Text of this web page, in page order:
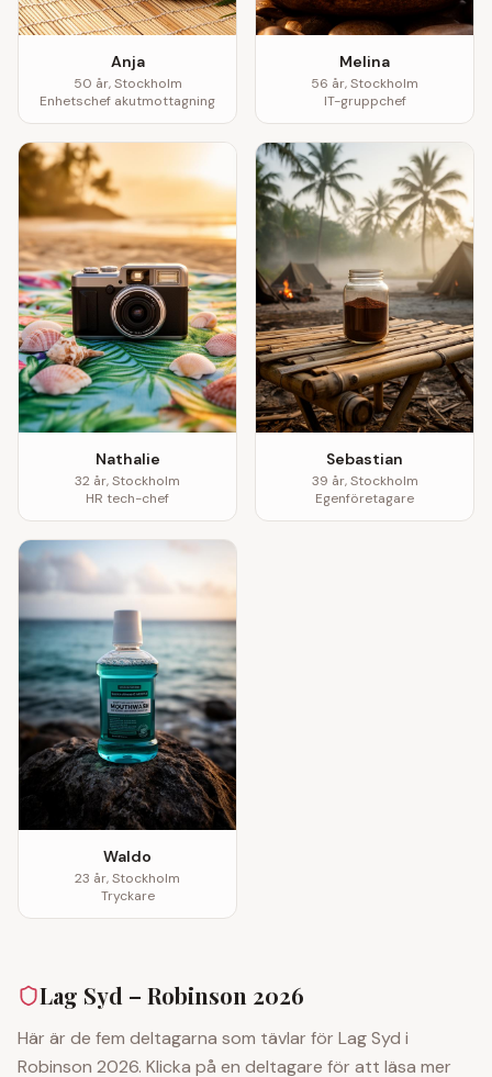
Anja
50 år,Stockholm
Enhetschef akutmottagning
Melina
56 år,Stockholm
IT-gruppchef
Nathalie
32 år,Stockholm
HR tech-chef
Sebastian
39 år,Stockholm
Egenföretagare
Waldo
23 år,Stockholm
Tryckare
Lag Syd – Robinson 2026
Här är de fem deltagarna som tävlar för Lag Syd i
Robinson 2026. Klicka på en deltagare för att läsa mer